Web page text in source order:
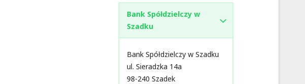
Bank Spółdzielczy w
Szadku
Bank Spółdzielczy w Szadku
ul. Sieradzka 14a
98-240 Szadek